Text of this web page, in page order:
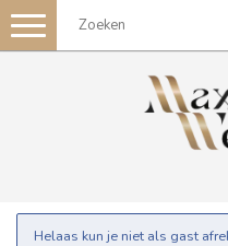
Toggle
navigation
Helaas kun je niet als gast